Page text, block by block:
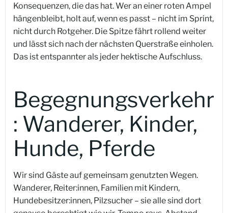
Konsequenzen, die das hat. Wer an einer roten Ampel
hängenbleibt, holt auf, wenn es passt – nicht im Sprint,
nicht durch Rotgeher. Die Spitze fährt rollend weiter
und lässt sich nach der nächsten Querstraße einholen.
Das ist entspannter als jeder hektische Aufschluss.
Begegnungsverkehr
: Wanderer, Kinder,
Hunde, Pferde
Wir sind Gäste auf gemeinsam genutzten Wegen.
Wanderer, Reiter:innen, Familien mit Kindern,
Hundebesitzer:innen, Pilzsucher – sie alle sind dort